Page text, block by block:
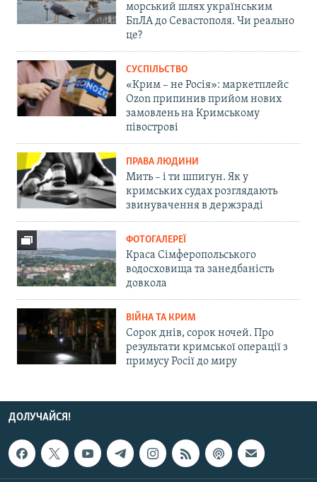
морський шлях українським
БпЛА до Севастополя. Чи реально
це?
СУСПІЛЬСТВО
«Крим – не Росія»: маркетплейс
Ozon припинив прийом нових
замовлень на Кримському
півострові
ПРАВА ЛЮДИНИ
Мить – і ти шпигун. Як у
кримських судах розглядають
звинувачення в держзраді
ФОТОГАЛЕРЕЇ
Краса Сімферопольського
водосховища та занедбаність
довкола
ВІЙНА ТА КРИМ
Сорок днів, сорок ночей. Про
результати кримської операції з
примусу Росії до миру
ДОЛУЧАЙСЯ!